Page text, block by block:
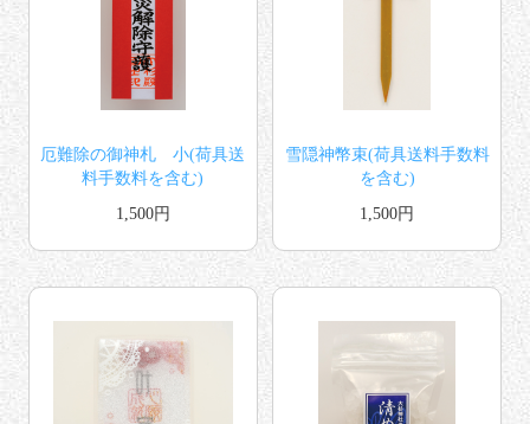
厄難除の御神札 小(荷具送
料手数料を含む)
1,500円
雪隠神幣束(荷具送料手数料
を含む)
1,500円